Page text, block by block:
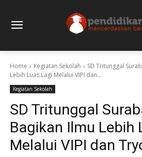
Home Kegiatan Sekolah
SD Tritunggal
Lebih Luas Lagi Melalui VIPI dan...
Kegiatan Sekolah
SD Tritunggal
Bagikan Ilmu Lebih
Melalui VIPI dan